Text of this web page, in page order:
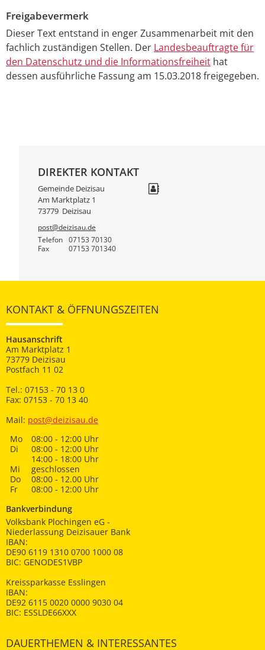
Freigabevermerk
Dieser Text entstand in enger Zusammenarbeit mit den
fachlich zuständigen Stellen. Der Landesbeauftragte für
den Datenschutz und die Informationsfreiheit hat
dessen ausführliche Fassung am 15.03.2018 freigegeben.
DIREKTER KONTAKT
Gemeinde Deizisau
Am Marktplatz 1
73779 Deizisau
post@deizisau.de
Telefon
07153 70130
Fax 07153 701340
KONTAKT & ÖFFNUNGSZEITEN
Hausanschrift
Am Marktplatz 1
73779 Deizisau
Postfach 11 02
Tel.: 07153 - 70 13 0
Fax: 07153 - 70 13 40
Mail: post@deizisau.de
Mo
08:00 - 12:00 Uhr
Di
08:00 - 12:00 Uhr
14:00 - 18:00 Uhr
Mi
geschlossen
Do
08:00 - 12.00 Uhr
Fr
08:00 - 12:00 Uhr
Bankverbindung
Volksbank Plochingen eG -
Niederlassung Deizisauer Bank
IBAN:
DE90 6119 1310 0700 1000 08
BIC: GENODES1VBP
Kreissparkasse Esslingen
IBAN:
DE92 6115 0020 0000 9030 04
BIC: ESSLDE66XXX
DAUERTHEMEN & INTERESSANTES